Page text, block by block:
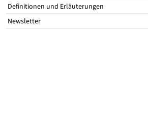
Definitionen und Erläuterungen
Newsletter